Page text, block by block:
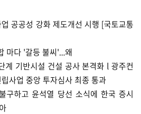
공공성 강화 제도개선 시행 [국토교통
마다 '갈등 불씨'...왜
계 기반시설 건설 공사 본격화 l 광주컨
사업 중앙 투자심사 최종 통과
구하고 윤석열 당선 소식에 한국 증시